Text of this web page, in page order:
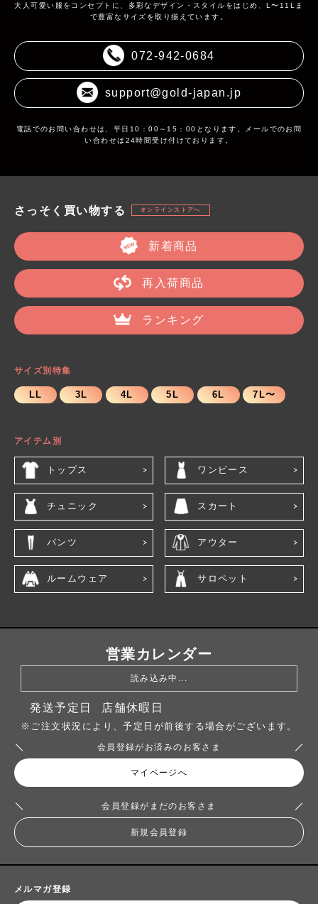
大人可愛い服をコンセプトに、多彩なデザイン・スタイルをはじめ、L〜11Lま
で豊富なサイズを取り揃えています。
072-942-0684
support@gold-japan.jp
電話でのお問い合わせは、平日10：00～15：00となります。メールでのお問
い合わせは24時間受け付けております。
さっそく買い物する オンラインストアへ
新着商品
再入荷商品
ランキング
サイズ別特集
LL 3L 4L 5L 6L 7L〜
アイテム別
トップス ワンピース
チュニック スカート
パンツ アウター
ルームウェア サロペット
営業カレンダー
読み込み中...
発送予定日 店舗休暇日
※ご注文状況により、予定日が前後する場合がございます。
会員登録がお済みのお客さま
マイページへ
会員登録がまだのお客さま
新規会員登録
メルマガ登録